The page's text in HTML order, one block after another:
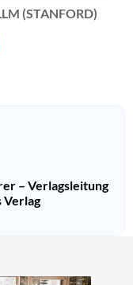
(STANFORD)
– Verlagsleitung
Verlag